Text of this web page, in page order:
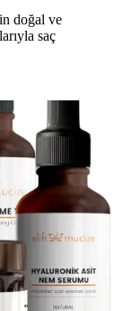
doğal ve
saç